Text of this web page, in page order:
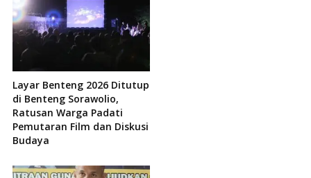
Layar Benteng 2026 Ditutup
di Benteng Sorawolio,
Ratusan Warga Padati
Pemutaran Film dan Diskusi
Budaya